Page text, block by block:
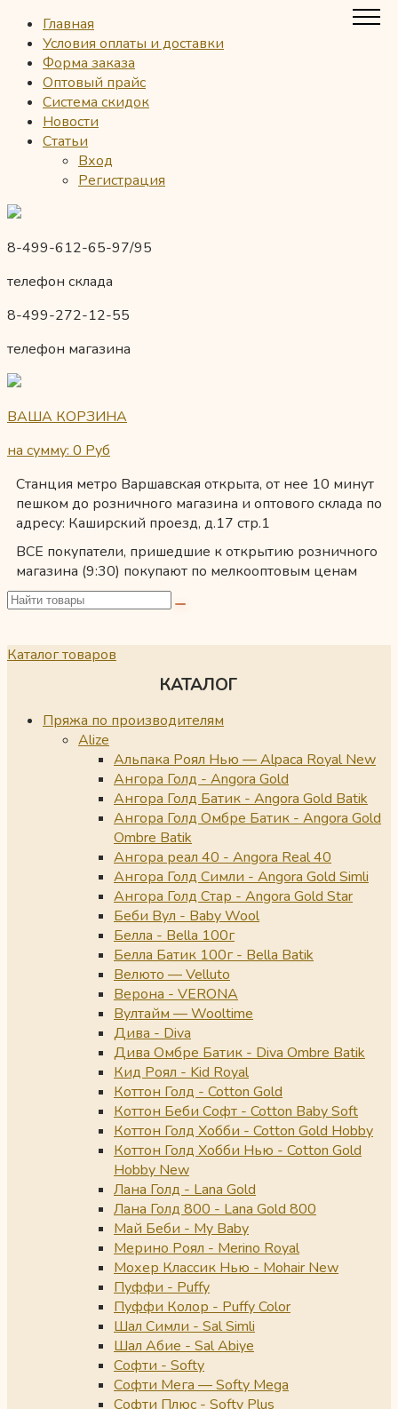
Главная
Условия оплаты и доставки
Форма заказа
Оптовый прайс
Система скидок
Новости
Статьи
Вход
Регистрация
8-499-612-65-97/95
телефон склада
8-499-272-12-55
телефон магазина
ВАША КОРЗИНА
на сумму: 0 Руб
Станция метро Варшавская открыта, от нее 10 минут
пешком до розничного магазина и оптового склада по
адресу: Каширский проезд, д.17 стр.1
ВСЕ покупатели, пришедшие к открытию розничного
магазина (9:30) покупают по мелкооптовым ценам
Каталог товаров
КАТАЛОГ
Пряжа по производителям
Alize
Альпака Роял Нью — Alpaca Royal New
Ангора Голд - Angora Gold
Ангора Голд Батик - Angora Gold Batik
Ангора Голд Омбре Батик - Angora Gold
Ombre Batik
Ангора реал 40 - Angora Real 40
Ангора Голд Симли - Angora Gold Simli
Ангора Голд Стар - Angora Gold Star
Беби Вул - Baby Wool
Белла - Bella 100г
Белла Батик 100г - Bella Batik
Велюто — Velluto
Верона - VERONA
Вултайм — Wooltime
Дива - Diva
Дива Омбре Батик - Diva Ombre Batik
Кид Роял - Kid Royal
Коттон Голд - Cotton Gold
Коттон Беби Софт - Cotton Baby Soft
Коттон Голд Хобби - Cotton Gold Hobby
Коттон Голд Хобби Нью - Cotton Gold
Hobby New
Лана Голд - Lana Gold
Лана Голд 800 - Lana Gold 800
Май Беби - My Baby
Мерино Роял - Merino Royal
Мохер Классик Нью - Mohair New
Пуффи - Puffy
Пуффи Колор - Puffy Color
Шал Симли - Sal Simli
Шал Абие - Sal Abiye
Софти - Softy
Софти Мега — Softy Mega
Софти Плюс - Softy Plus